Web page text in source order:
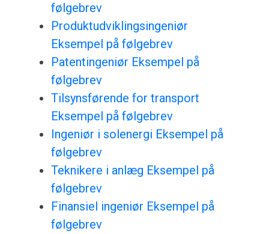
følgebrev
Produktudviklingsingeniør
Eksempel på følgebrev
Patentingeniør Eksempel på
følgebrev
Tilsynsførende for transport
Eksempel på følgebrev
Ingeniør i solenergi Eksempel på
følgebrev
Teknikere i anlæg Eksempel på
følgebrev
Finansiel ingeniør Eksempel på
følgebrev